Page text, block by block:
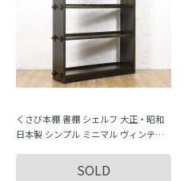
くさび本棚 書棚 シェルフ 大正・昭和
日本製 シンプル ミニマル ヴィンテー
SOLD